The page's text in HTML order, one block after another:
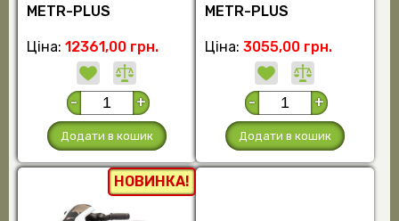
METR-PLUS
Ціна: 12361,00 грн.
- +
Додати в кошик
METR-PLUS
Ціна: 3055,00 грн.
- +
Додати в кошик
НОВИНКА!